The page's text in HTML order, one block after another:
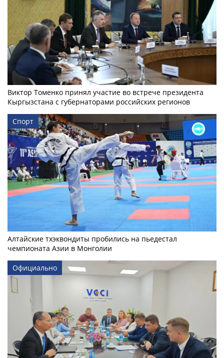
Виктор Томенко принял участие во встрече президента
Кыргызстана с губернаторами российских регионов
Спорт
Алтайские тхэквондиты пробились на пьедестал
чемпионата Азии в Монголии
Официально